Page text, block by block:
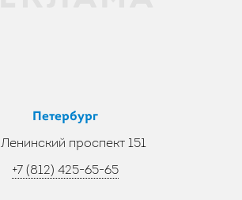
Петербург
Ленинский проспект 151
+7 (812) 425-65-65